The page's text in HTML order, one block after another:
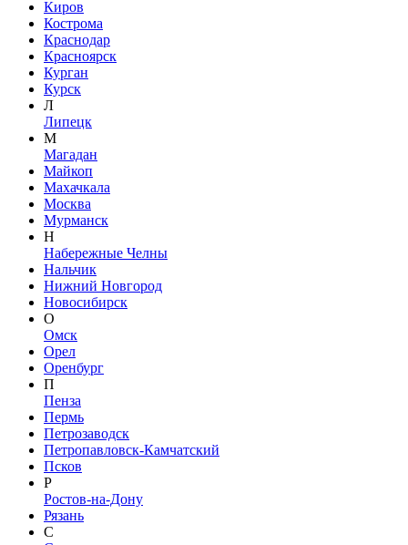
Киров
Кострома
Краснодар
Красноярск
Курган
Курск
Л
Липецк
М
Магадан
Майкоп
Махачкала
Москва
Мурманск
Н
Набережные Челны
Нальчик
Нижний Новгород
Новосибирск
О
Омск
Орел
Оренбург
П
Пенза
Пермь
Петрозаводск
Петропавловск-Камчатский
Псков
Р
Ростов-на-Дону
Рязань
С